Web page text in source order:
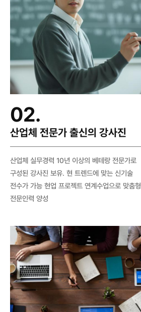
02.
산업체 전문가 출신의 강사진
산업체 실무경력 10년 이상의 베테랑 전문가로
구성된 강사진 보유. 현 트렌드에 맞는 신기술
전수가 가능 현업 프로젝트 연계수업으로 맞춤형
전문인력 양성